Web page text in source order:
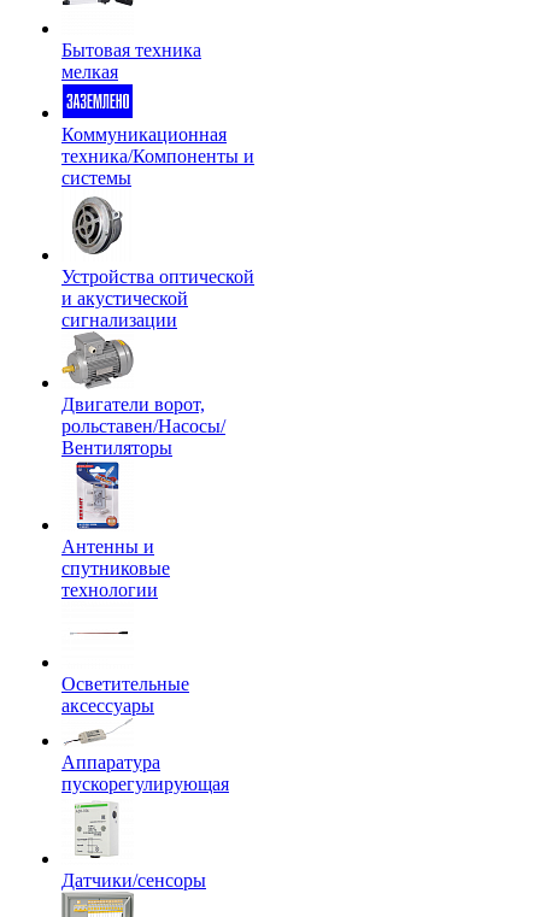
Бытовая техника
мелкая
Коммуникационная
техника/Компоненты и
системы
Устройства оптической
и акустической
сигнализации
Двигатели ворот,
рольставен/Насосы/
Вентиляторы
Антенны и
спутниковые
технологии
Осветительные
аксессуары
Аппаратура
пускорегулирующая
Датчики/сенсоры